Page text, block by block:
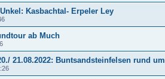
Kasbachtal- Erpeler Ley
ab Much
21.08.2022: Buntsandsteinfelsen rund